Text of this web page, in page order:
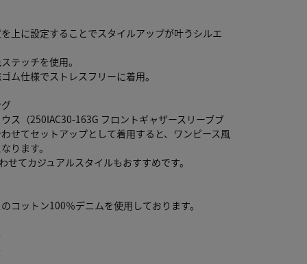
上に設定することでスタイルアップが叶うシルエ
テッチを使用。
ム仕様でストレスフリーに着用。
ス（250IAC30-163G フロントギャザースリーブブ
せてセットアップとして着用すると、ワンピース風
ります。
せてカジュアルスタイルもおすすめです。
コットン100％デニムを使用しております。